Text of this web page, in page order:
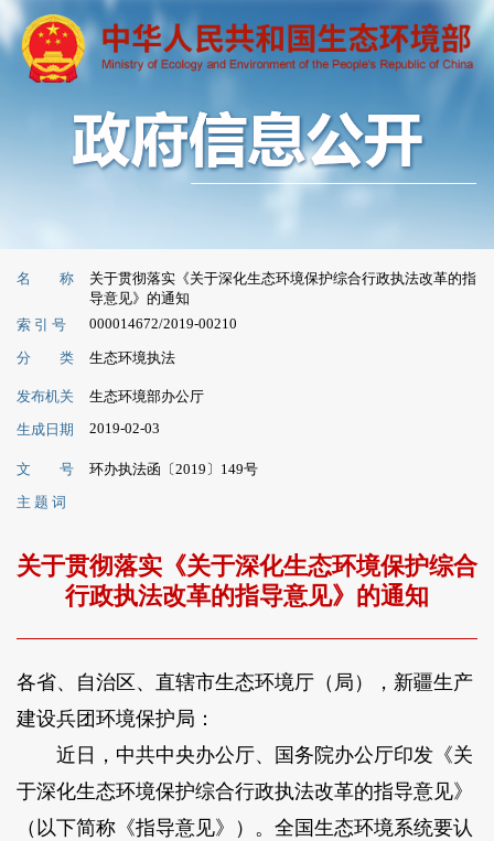
名 称
关于贯彻落实《关于深化生态环境保护综合行政执法改革的指
导意见》的通知
索 引 号
000014672/2019-00210
分 类 生态环境执法
发布机关
生态环境部办公厅
生成日期
2019-02-03
文 号
环办执法函〔2019〕149号
主 题 词
关于贯彻落实《关于深化生态环境保护综合
行政执法改革的指导意见》的通知
各省、自治区、直辖市生态环境厅（局），新疆生产
建设兵团环境保护局：
近日，中共中央办公厅、国务院办公厅印发《关
于深化生态环境保护综合行政执法改革的指导意见》
（以下简称《指导意见》）。全国生态环境系统要认